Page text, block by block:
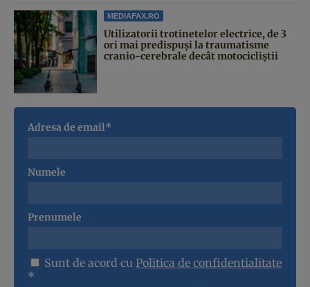
MEDIAFAX.RO
Utilizatorii trotinetelor electrice, de 3
ori mai predispuși la traumatisme
cranio-cerebrale decât motocicliștii
Adresa de email*
Numele
Prenumele
Sunt de acord cu Politica de confidentialitate
*